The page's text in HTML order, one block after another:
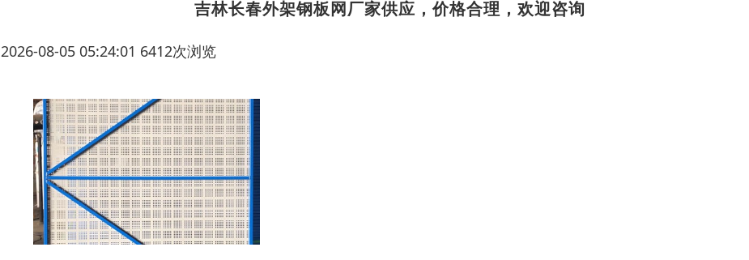
吉林长春外架钢板网厂家供应，价格合理，欢迎咨询
2026-08-05 05:24:01 6412次浏览